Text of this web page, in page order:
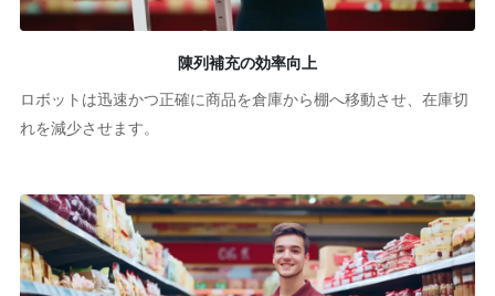
陳列補充の効率向上
ロボットは迅速かつ正確に商品を倉庫から棚へ移動させ、在庫切
れを減少させます。